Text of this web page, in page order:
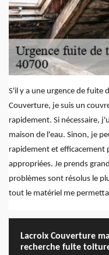
S'il y a une urgence de fuite
Couverture, je suis un
rapidement. Si nécessaire,
maison de l'eau. Sinon, je
rapidement et efficacement
appropriées. Je prends
problèmes sont résolus le
tout le matériel me
Lacroix Couverture
recherche fuite